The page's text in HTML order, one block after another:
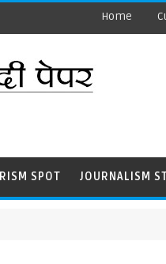
Home
SPOT JOURNALISM